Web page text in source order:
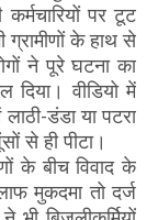
पर टूट
ग्रामीणों के हाथ से
ने पूरे घटना का
दिया। वीडियो में
डंडा या पटरा
से ही पीटा।
के बीच विवाद के
मुकदमा तो दर्ज